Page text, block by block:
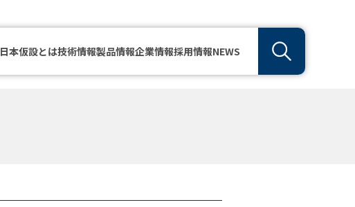
日本仮設とは技術情報製品情報企業情報採用情報NEWS